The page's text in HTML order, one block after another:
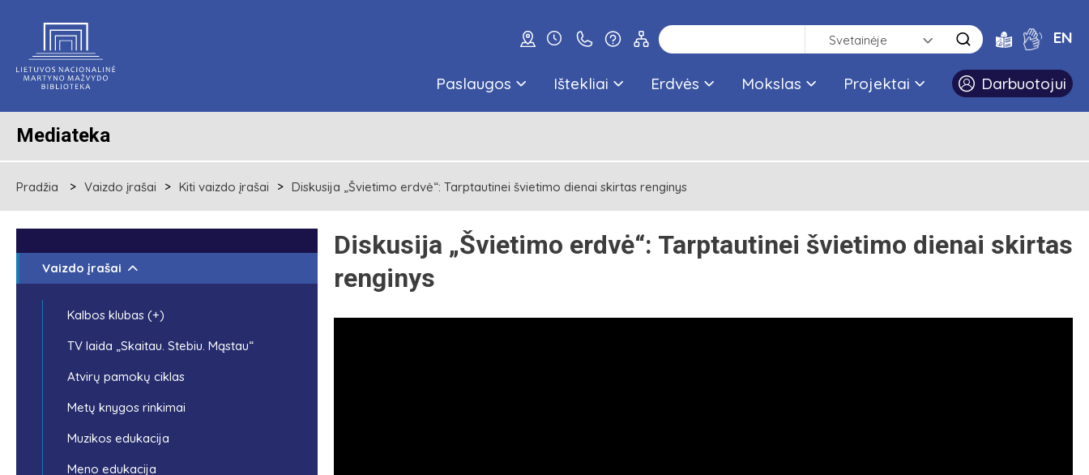
Svetainėje EN
Paslaugos Ištekliai Erdvės Mokslas Projektai Darbuotojui
Mediateka
Pradžia Vaizdo įrašai Kiti vaizdo įrašai Diskusija „Švietimo erdvė“: Tarptautinei švietimo dienai skirtas renginys
Diskusija „Švietimo erdvė“: Tarptautinei švietimo dienai skirtas
renginys
Vaizdo įrašai
Kalbos klubas (+)
TV laida „Skaitau. Stebiu. Mąstau“
Atvirų pamokų ciklas
Metų knygos rinkimai
Muzikos edukacija
Meno edukacija